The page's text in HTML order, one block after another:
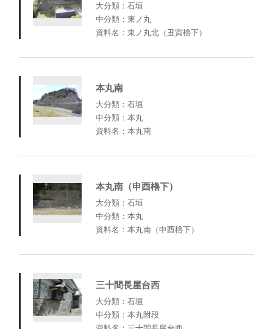
大分類：石垣
中分類：東ノ丸
資料名：東ノ丸北（丑寅櫓下）
本丸南
大分類：石垣
中分類：本丸
資料名：本丸南
本丸南（申酉櫓下）
大分類：石垣
中分類：本丸
資料名：本丸南（申酉櫓下）
三十間長屋台西
大分類：石垣
中分類：本丸附段